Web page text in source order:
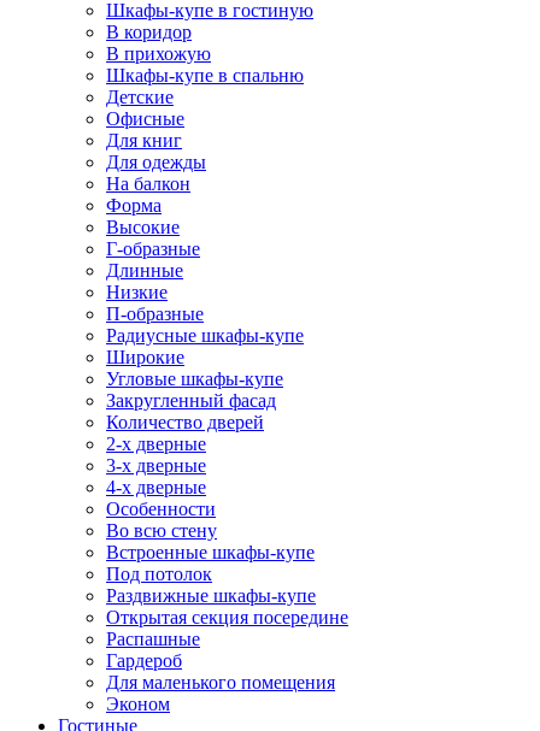
Шкафы-купе в гостиную
В коридор
В прихожую
Шкафы-купе в спальню
Детские
Офисные
Для книг
Для одежды
На балкон
Форма
Высокие
Г-образные
Длинные
Низкие
П-образные
Радиусные шкафы-купе
Широкие
Угловые шкафы-купе
Закругленный фасад
Количество дверей
2-х дверные
3-х дверные
4-х дверные
Особенности
Во всю стену
Встроенные шкафы-купе
Под потолок
Раздвижные шкафы-купе
Открытая секция посередине
Распашные
Гардероб
Для маленького помещения
Эконом
Гостиные